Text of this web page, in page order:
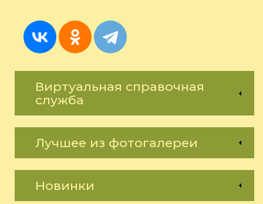
Виртуальная справочная
служба
Лучшее из фотогалереи
Новинки